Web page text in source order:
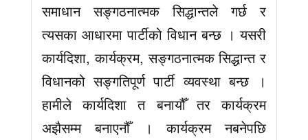
समाधान सङ्गठनात्मक सिद्धान्तले गर्छ र
त्यसका आधारमा पार्टीको विधान बन्छ । यसरी
कार्यदिशा, कार्यक्रम, सङ्गठनात्मक सिद्धान्त र
विधानको सङ्गतिपूर्ण पार्टी व्यवस्था बन्छ ।
हामीले कार्यदिशा त बनायौँ तर कार्यक्रम
अझैसम्म बनाएनौँ । कार्यक्रम नबनेपछि